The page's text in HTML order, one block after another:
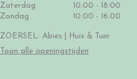
Zaterdag
10:00 - 18:00
Zondag
10:00 - 16:00
ZOERSEL: Abies | Huis & Tuin
Toon alle openingstijden